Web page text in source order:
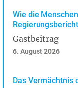
Wie die
Regierungsbericht
Gastbeitrag
6. August 2026
Das Vermächtnis